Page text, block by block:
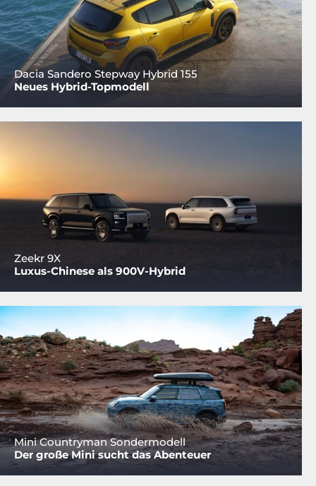
Dacia Sandero Stepway Hybrid 155
Neues Hybrid-Topmodell
Zeekr 9X
Luxus-Chinese als 900V-Hybrid
Mini Countryman Sondermodell
Der große Mini sucht das Abenteuer